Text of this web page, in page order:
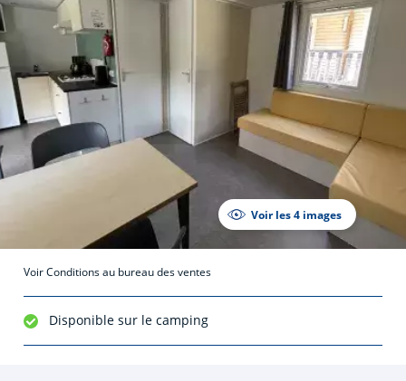
Voir les 4 images
Voir Conditions au bureau des ventes
Disponible sur le camping